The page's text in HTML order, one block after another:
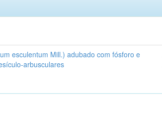
esculentum Mill.) adubado com fósforo e
arbusculares